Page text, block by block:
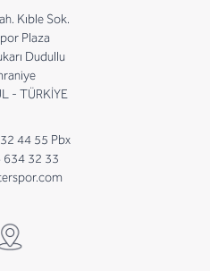
Kıble Sok.
Plaza
Dudullu
- TÜRKİYE
44 55 Pbx
634 32 33